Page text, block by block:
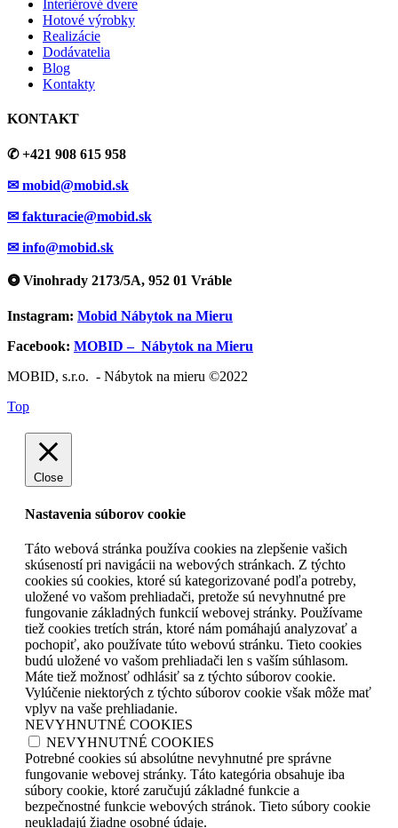
Interiérové dvere
Hotové výrobky
Realizácie
Dodávatelia
Blog
Kontakty
KONTAKT
✆ +421 908 615 958
✉ mobid@mobid.sk
✉ fakturacie@mobid.sk
✉ info@mobid.sk
⭗ Vinohrady 2173/5A, 952 01 Vráble
Instagram: Mobid Nábytok na Mieru
Facebook: MOBID – Nábytok na Mieru
MOBID, s.r.o. - Nábytok na mieru ©2022
Top
Close
Nastavenia súborov cookie
Táto webová stránka používa cookies na zlepšenie vašich
skúseností pri navigácii na webových stránkach. Z týchto
cookies sú cookies, ktoré sú kategorizované podľa potreby,
uložené vo vašom prehliadači, pretože sú nevyhnutné pre
fungovanie základných funkcií webovej stránky. Používame
tiež cookies tretích strán, ktoré nám pomáhajú analyzovať a
pochopiť, ako používate túto webovú stránku. Tieto cookies
budú uložené vo vašom prehliadači len s vaším súhlasom.
Máte tiež možnosť odhlásiť sa z týchto súborov cookie.
Vylúčenie niektorých z týchto súborov cookie však môže mať
vplyv na vaše prehliadanie.
NEVYHNUTNÉ COOKIES
NEVYHNUTNÉ COOKIES
Potrebné cookies sú absolútne nevyhnutné pre správne
fungovanie webovej stránky. Táto kategória obsahuje iba
súbory cookie, ktoré zaručujú základné funkcie a
bezpečnostné funkcie webových stránok. Tieto súbory cookie
neukladajú žiadne osobné údaje.